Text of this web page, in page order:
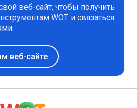
веб-сайт, чтобы получить
WOT и связаться
веб-сайте